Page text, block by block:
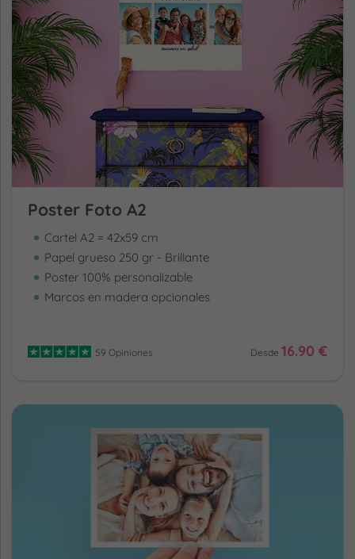
Poster Foto A2
Cartel A2 = 42x59 cm
Papel grueso 250 gr - Brillante
Poster 100% personalizable
Marcos en madera opcionales
59 Opiniones Desde 16.90 €